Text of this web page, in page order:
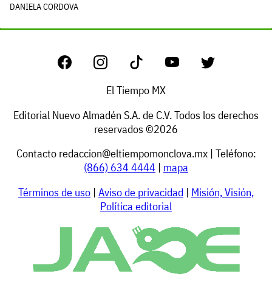
DANIELA CORDOVA
El Tiempo MX
Editorial Nuevo Almadén S.A. de C.V. Todos los derechos
reservados ©2026
Contacto redaccion@eltiempomonclova.mx| Teléfono:
(866) 634 4444 | mapa
Términos de uso | Aviso de privacidad | Misión, Visión,
Política editorial